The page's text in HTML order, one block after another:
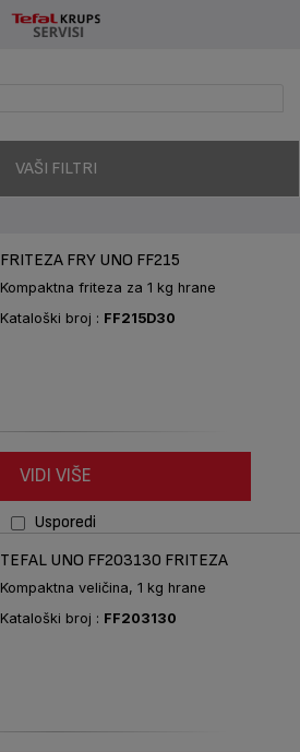
VAŠI FILTRI
FRITEZA FRY UNO FF215
Kompaktna friteza za 1 kg hrane
Kataloški broj : FF215D30
VIDI VIŠE
Usporedi
TEFAL UNO FF203130 FRITEZA
Kompaktna veličina, 1 kg hrane
Kataloški broj : FF203130